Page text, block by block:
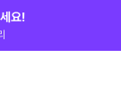
요!